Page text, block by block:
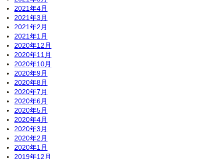
2021年4月
2021年3月
2021年2月
2021年1月
2020年12月
2020年11月
2020年10月
2020年9月
2020年8月
2020年7月
2020年6月
2020年5月
2020年4月
2020年3月
2020年2月
2020年1月
2019年12月